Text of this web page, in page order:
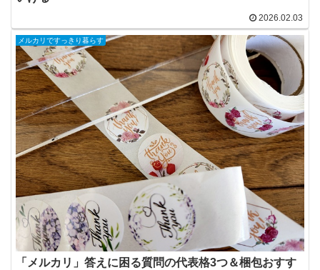
2026.02.03
メルカリですっきり暮らす
「メルカリ」答えに困る質問の代表格3つ＆梱包おすす